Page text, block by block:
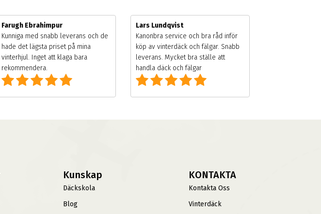
Farugh Ebrahimpur
Kunniga med snabb leverans och de
hade det lägsta priset på mina
vinterhjul. Inget att klaga bara
rekommendera.
Lars Lundqvist
Kanonbra service och bra råd inför
köp av vinterdäck och fälgar. Snabb
leverans. Mycket bra ställe att
handla däck och fälgar
Kunskap
Däckskola
Blog
KONTAKTA
Kontakta Oss
Vinterdäck